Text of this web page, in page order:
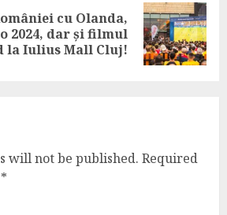
cu Olanda,
2024, dar și filmul
la Iulius Mall Cluj!
will not be published. Required
*